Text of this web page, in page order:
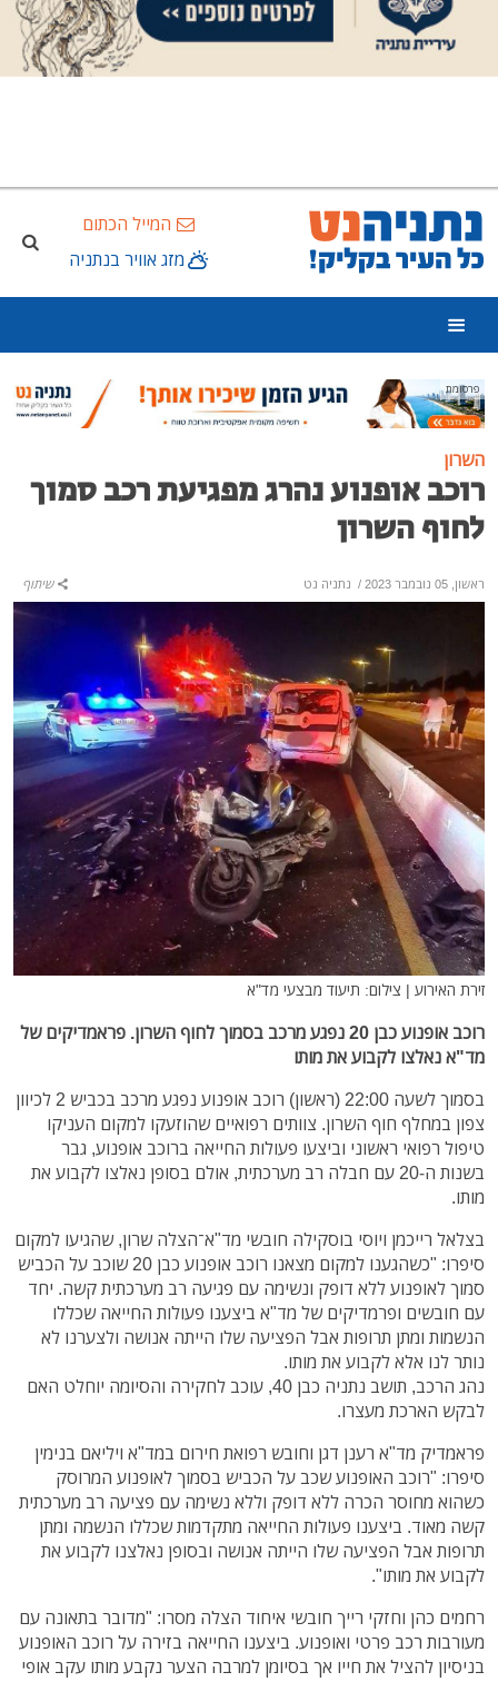
המייל הכתום
מזג אוויר בנתניה
פרסומת
השרון
רוכב אופנוע נהרג מפגיעת רכב סמוך
לחוף השרון
ראשון, 05 נובמבר 2023 / נתניה נט שיתוף
זירת האירוע | צילום: תיעוד מבצעי מד"א
רוכב אופנוע כבן 20 נפגע מרכב בסמוך לחוף השרון. פראמדיקים של
מד"א נאלצו לקבוע את מותו
בסמוך לשעה 22:00 (ראשון) רוכב אופנוע נפגע מרכב בכביש 2 לכיוון
צפון במחלף חוף השרון. צוותים רפואיים שהוזעקו למקום העניקו
טיפול רפואי ראשוני וביצעו פעולות החייאה ברוכב אופנוע, גבר
בשנות ה-20 עם חבלה רב מערכתית, אולם בסופן נאלצו לקבוע את
מותו.
בצלאל רייכמן ויוסי בוסקילה חובשי מד"א־הצלה שרון, שהגיעו למקום
סיפרו: "כשהגענו למקום מצאנו רוכב אופנוע כבן 20 שוכב על הכביש
סמוך לאופנוע ללא דופק ונשימה עם פגיעה רב מערכתית קשה. יחד
עם חובשים ופרמדיקים של מד"א ביצענו פעולות החייאה שכללו
הנשמות ומתן תרופות אבל הפציעה שלו הייתה אנושה ולצערנו לא
נותר לנו אלא לקבוע את מותו.
נהג הרכב, תושב נתניה כבן 40, עוכב לחקירה והסיומה יוחלט האם
לבקש הארכת מעצרו.
פראמדיק מד"א רענן דגן וחובש רפואת חירום במד"א ויליאם בנימין
סיפרו: "רוכב האופנוע שכב על הכביש בסמוך לאופנוע המרוסק
כשהוא מחוסר הכרה ללא דופק וללא נשימה עם פציעה רב מערכתית
קשה מאוד. ביצענו פעולות החייאה מתקדמות שכללו הנשמה ומתן
תרופות אבל הפציעה שלו הייתה אנושה ובסופן נאלצנו לקבוע את
לקבוע את מותו".
רחמים כהן וחזקי רייך חובשי איחוד הצלה מסרו: "מדובר בתאונה עם
מעורבות רכב פרטי ואופנוע. ביצענו החייאה בזירה על רוכב האופנוע
בניסיון להציל את חייו אך בסיומן למרבה הצער נקבע מותו עקב אופי